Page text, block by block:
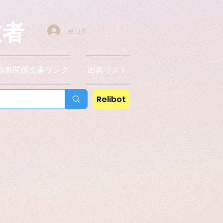
로그인
教関係文書リンク 出典リスト
Relibot